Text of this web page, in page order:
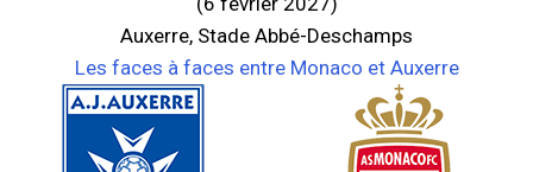
Auxerre, Stade Abbé-Deschamps
Les faces à faces entre Monaco et Auxerre